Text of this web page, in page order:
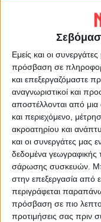
Εμείς και οι
πρόσβαση σε
και επεξεργαζόμαστε
αναγνωριστικοί και
αποστέλλονται από μια
και περιεχόμενο,
ακροατηρίου και
και οι συνεργάτες μας
δεδομένα γεωγραφικής
σάρωσης συσκευών.
στην επεξεργασία από
περιγράφεται
πρόσβαση σε πιο
προτιμήσεις σας πριν
Ποια μέτρα
των
καθηγητών και
Έχουν ληφθεί
ανοίγματος
καιρό έξαρσης
Ισραήλ και
Μέχρι στιγμής
στον κόπο να
Σεπτεμβρίου